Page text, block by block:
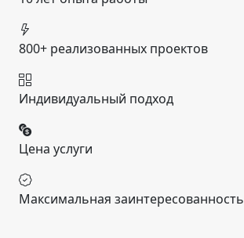
800+ реализованных проектов
Индивидуальный подход
Цена услуги
Максимальная заинтересованность